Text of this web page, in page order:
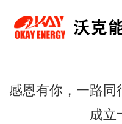
感恩有你，一路
成立